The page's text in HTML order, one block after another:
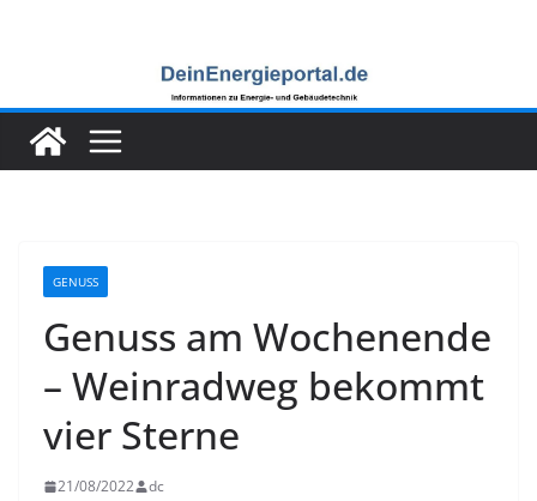
GENUSS
Genuss am Wochenende
– Weinradweg bekommt
vier Sterne
21/08/2022 dc